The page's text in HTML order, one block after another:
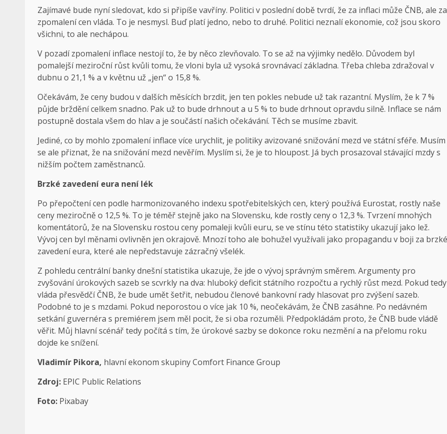
Zajímavé bude nyní sledovat, kdo si připíše vavříny. Politici v poslední době tvrdí, že za inflaci může ČNB, ale za
zpomalení cen vláda. To je nesmysl. Buď platí jedno, nebo to druhé. Politici neznalí ekonomie, což jsou skoro
všichni, to ale nechápou.
V pozadí zpomalení inflace nestojí to, že by něco zlevňovalo. To se až na výjimky nedělo. Důvodem byl
pomalejší meziroční růst kvůli tomu, že vloni byla už vysoká srovnávací základna. Třeba chleba zdražoval v
dubnu o 21,1 % a v květnu už „jen“ o 15,8 %.
Očekávám, že ceny budou v dalších měsících brzdit, jen ten pokles nebude už tak razantní. Myslím, že k 7 %
půjde brždění celkem snadno. Pak už to bude drhnout a u 5 % to bude drhnout opravdu silně. Inflace se nám
postupně dostala všem do hlav a je součástí našich očekávání. Těch se musíme zbavit.
Jediné, co by mohlo zpomalení inflace více urychlit, je politiky avizované snižování mezd ve státní sféře. Musím
se ale přiznat, že na snižování mezd nevěřím. Myslím si, že je to hloupost. Já bych prosazoval stávající mzdy s
nižším počtem zaměstnanců.
Brzké zavedení eura není lék
Po přepočtení cen podle harmonizovaného indexu spotřebitelských cen, který používá Eurostat, rostly naše
ceny meziročně o 12,5 %. To je téměř stejně jako na Slovensku, kde rostly ceny o 12,3 %. Tvrzení mnohých
komentátorů, že na Slovensku rostou ceny pomaleji kvůli euru, se ve stínu této statistiky ukazují jako lež.
Vývoj cen byl měnami ovlivněn jen okrajově. Mnozí toho ale bohužel využívali jako propagandu v boji za brzké
zavedení eura, které ale nepředstavuje zázračný všelék.
Z pohledu centrální banky dnešní statistika ukazuje, že jde o vývoj správným směrem. Argumenty pro
zvyšování úrokových sazeb se scvrkly na dva: hluboký deficit státního rozpočtu a rychlý růst mezd. Pokud tedy
vláda přesvědčí ČNB, že bude umět šetřit, nebudou členové bankovní rady hlasovat pro zvýšení sazeb.
Podobné to je s mzdami. Pokud neporostou o více jak 10 %, neočekávám, že ČNB zasáhne. Po nedávném
setkání guvernéra s premiérem jsem měl pocit, že si oba rozuměli. Předpokládám proto, že ČNB bude vládě
věřit. Můj hlavní scénář tedy počítá s tím, že úrokové sazby se dokonce roku nezmění a na přelomu roku
dojde ke snížení.
Vladimír Pikora, hlavní ekonom skupiny Comfort Finance Group
Zdroj: EPIC Public Relations
Foto: Pixabay